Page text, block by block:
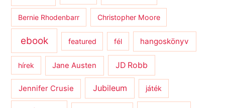
Bernie Rhodenbarr Christopher Moore
ebook featured fél hangoskönyv
hírek Jane Austen JD Robb
Jennifer Crusie Jubileum játék